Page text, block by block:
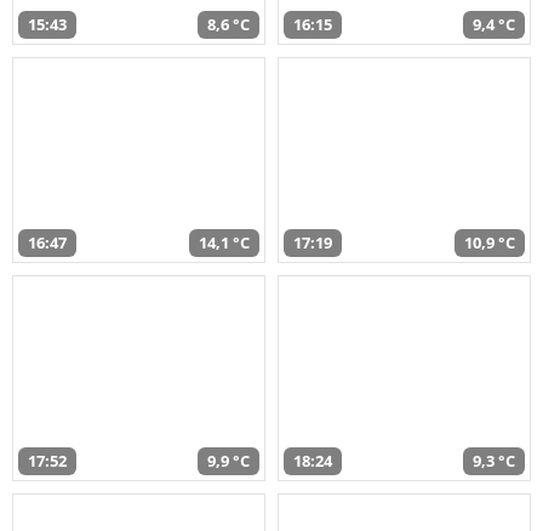
15:43 8,6 °C 16:15 9,4 °C
16:47 14,1 °C 17:19 10,9 °C
17:52 9,9 °C 18:24 9,3 °C